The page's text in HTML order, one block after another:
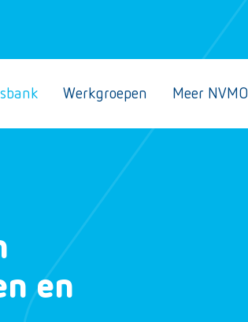
Werkgroepen Meer NVMO
en